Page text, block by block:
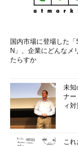
国内市場に登場した「
N」、企業にどんなメ
たらすか
未
ナー
ィ
こ